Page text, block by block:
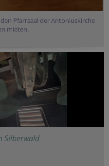
Pfarrsaal der Antoniuskirche
mieten.
Silberwald